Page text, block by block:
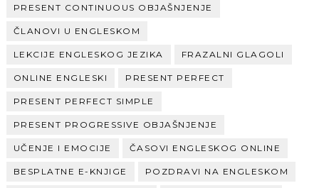
PRESENT CONTINUOUS OBJAŠNJENJE
ČLANOVI U ENGLESKOM
LEKCIJE ENGLESKOG JEZIKA FRAZALNI GLAGOLI
ONLINE ENGLESKI PRESENT PERFECT
PRESENT PERFECT SIMPLE
PRESENT PROGRESSIVE OBJAŠNJENJE
UČENJE I EMOCIJE ČASOVI ENGLESKOG ONLINE
BESPLATNE E-KNJIGE POZDRAVI NA ENGLESKOM